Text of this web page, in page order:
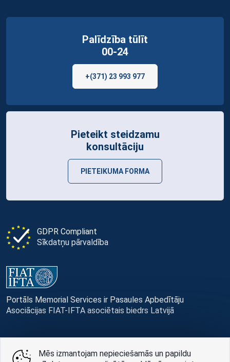
GDPR Compliant
Sīkdatņu pārvaldība
Portāls Memorial Services ir Pasaules Apbedītāju
Asociācijas FIAT-IFTA asociētais biedrs Latvijā
Palīdzība tūlīt
00-24
+(371) 23 993 977
Pieteikt steidzamu
konsultāciju
PIETEIKUMA FORMA
Mēs izmantojam nepieciešamās un papildu